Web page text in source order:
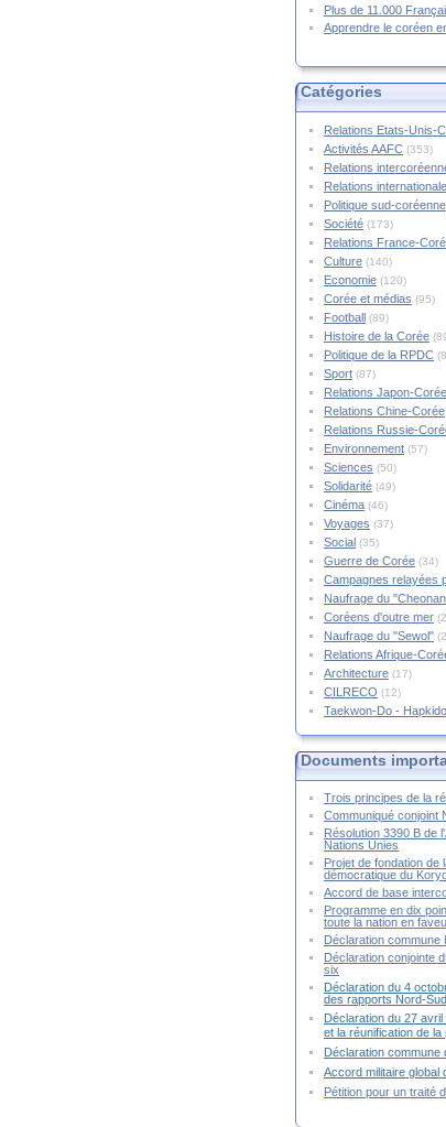
Plus de 11.000
Apprendre le coréen
Catégories
Relations Etats-Unis-
Activités AAFC (353)
Relations
Relations
Politique sud-coréenne
Société (173)
Relations France-
Culture (140)
Economie (120)
Corée et médias (95)
Football (89)
Histoire de la Corée
Politique de la RPDC
Sport (87)
Relations Japon-Corée
Relations Chine-Corée
Relations Russie-
Environnement (57)
Sciences (50)
Solidarité (49)
Cinéma (46)
Voyages (37)
Social (35)
Guerre de Corée (34)
Campagnes relayées
Naufrage du
Coréens d'outre mer
Naufrage du "Sewol"
Relations Afrique-
Architecture (17)
CILRECO (12)
Taekwon-Do -
Documents
Trois principes de la
Communiqué conjoint
Résolution 3390 B de
Nations Unies
Projet de fondation de
démocratique du
Accord de base
Programme en dix
toute la nation en
Déclaration commune
Déclaration conjointe
six
Déclaration du 4
des rapports Nord-
Déclaration du 27
et la réunification de
Déclaration commune
Accord militaire global
Pétition pour un traité